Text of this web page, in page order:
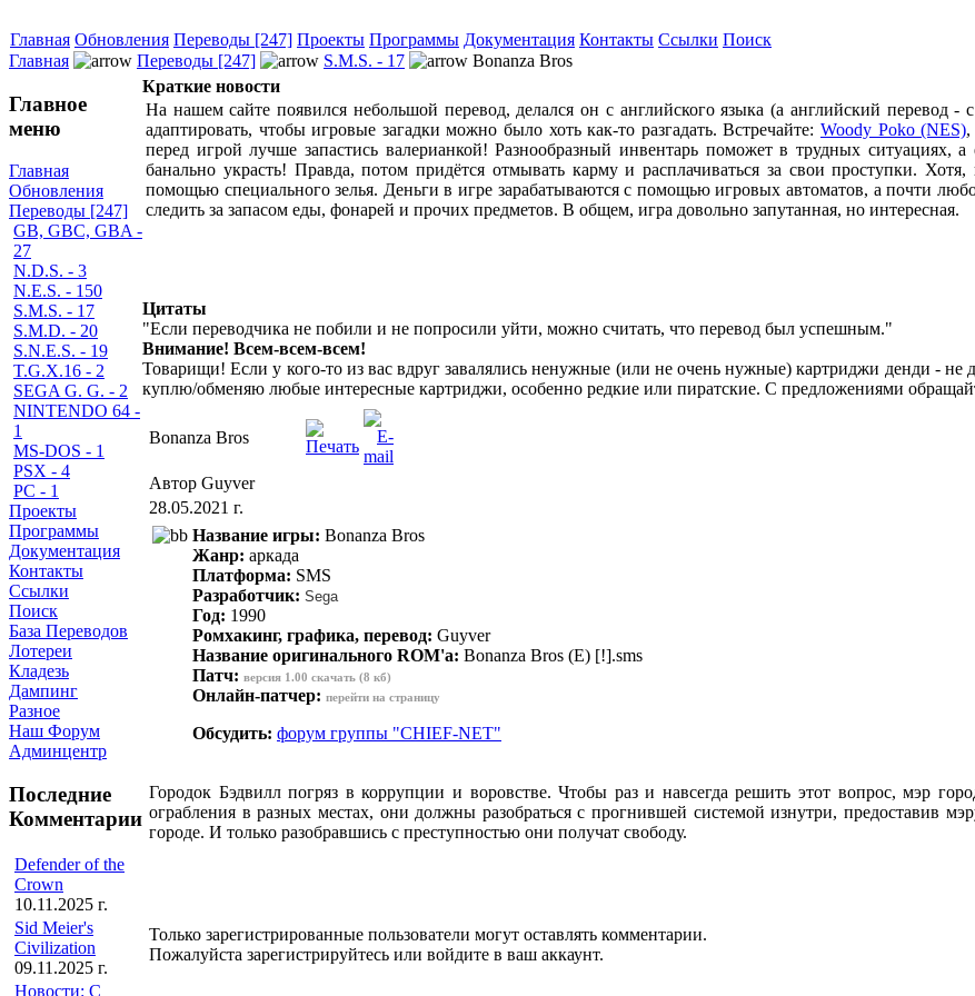
Главная Обновления Переводы [247] Проекты Программы Документация Контакты Ссылки Поиск
Главная
Переводы [247] S.M.S. - 17 Bonanza Bros
Главное
меню
Главная
Обновления
Переводы [247]
GB, GBC, GBA -
27
N.D.S. - 3
N.E.S. - 150
S.M.S. - 17
S.M.D. - 20
S.N.E.S. - 19
T.G.X.16 - 2
SEGA G. G. - 2
NINTENDO 64 -
1
MS-DOS - 1
PSX - 4
PC - 1
Проекты
Программы
Документация
Контакты
Ссылки
Поиск
База Переводов
Лотереи
Кладезь
Дампинг
Разное
Наш Форум
Админцентр
Последние
Комментарии
Defender of the
Crown
10.11.2025 г.
Sid Meier's
Civilization
09.11.2025 г.
Новости: С
Краткие новости
На нашем сайте появился небольшой перевод, делался он с английского языка (а английский перевод
адаптировать, чтобы игровые загадки можно было хоть как-то разгадать. Встречайте: Woody Poko (NES),
перед игрой лучше запастись валерианкой! Разнообразный инвентарь поможет в трудных
банально украсть! Правда, потом придётся отмывать карму и расплачиваться за свои проступки.
помощью специального зелья. Деньги в игре зарабатываются с помощью игровых автоматов, а почти
следить за запасом еды, фонарей и прочих предметов. В общем, игра довольно запутанная, но интересная.
Цитаты
"Если переводчика не побили и не попросили уйти, можно считать, что перевод был успешным."
Внимание! Всем-всем-всем!
Товарищи! Если у кого-то из вас вдруг завалялись ненужные (или не очень нужные) картриджи денди -
куплю/обменяю любые интересные картриджи, особенно редкие или пиратские. С предложениями
Bonanza Bros
Автор Guyver
28.05.2021 г.
Название игры: Bonanza Bros
Жанр: аркада
Платформа: SMS
Разработчик: Sega
Год: 1990
Ромхакинг, графика, перевод: Guyver
Название оригинального ROM'а: Bonanza Bros (E) [!].sms
Патч: версия 1.00 скачать (8 кб)
Онлайн-патчер: перейти на страницу
Обсудить: форум группы "CHIEF-NET"
Городок Бэдвилл погряз в коррупции и воровстве. Чтобы раз и навсегда решить этот вопрос, мэр
ограбления в разных местах, они должны разобраться с прогнившей системой изнутри, предоставив
городе. И только разобравшись с преступностью они получат свободу.
Только зарегистрированные пользователи могут оставлять комментарии.
Пожалуйста зарегистрируйтесь или войдите в ваш аккаунт.